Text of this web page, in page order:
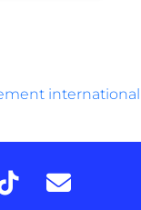
international